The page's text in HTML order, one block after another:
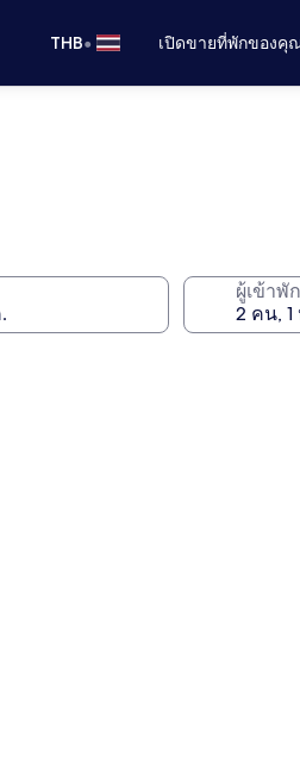
THB• เปิดขายที่พักของคุ
ผู้เข้าพัก